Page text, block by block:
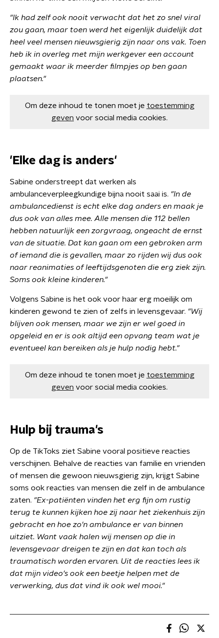
"Ik had zelf ook nooit verwacht dat het zo snel viral
zou gaan, maar toen werd het eigenlijk duidelijk dat
heel veel mensen nieuwsgierig zijn naar ons vak. Toen
heb ik in overleg met mijn werkgever een account
gemaakt waar ik meerder filmpjes op ben gaan
plaatsen."
Om deze inhoud te tonen moet je toestemming
geven voor social media cookies.
'Elke dag is anders'
Sabine onderstreept dat werken als
ambulanceverpleegkundige bijna nooit saai is. "In de
ambulancedienst is echt elke dag anders en maak je
dus ook van alles mee. Alle mensen die 112 bellen
hebben natuurlijk een zorgvraag, ongeacht de ernst
van de situatie. Dat kan gaan om een gebroken arm
of iemand die is gevallen, maar zo rijden wij dus ook
naar reanimaties of leeftijdsgenoten die erg ziek zijn.
Soms ook kleine kinderen."
Volgens Sabine is het ook voor haar erg moeilijk om
kinderen gewond te zien of zelfs in levensgevaar. "Wij
blijven ook mensen, maar we zijn er wel goed in
opgeleid en er is ook altijd een opvang team wat je
eventueel kan bereiken als je hulp nodig hebt."
Om deze inhoud te tonen moet je toestemming
geven voor social media cookies.
Hulp bij trauma's
Op de TikToks ziet Sabine vooral positieve reacties
verschijnen. Behalve de reacties van familie en vrienden
of mensen die gewoon nieuwsgierig zijn, krijgt Sabine
soms ook reacties van mensen die zelf in de ambulance
zaten. "Ex-patiënten vinden het erg fijn om rustig
terug te kunnen kijken hoe zij naar het ziekenhuis zijn
gebracht en hoe zo'n ambulance er van binnen
uitziet. Want vaak halen wij mensen op die in
levensgevaar dreigen te zijn en dat kan toch als
traumatisch worden ervaren. Uit de reacties lees ik
dat mijn video's ook een beetje helpen met de
verwerking, dus dat vind ik ook wel mooi."